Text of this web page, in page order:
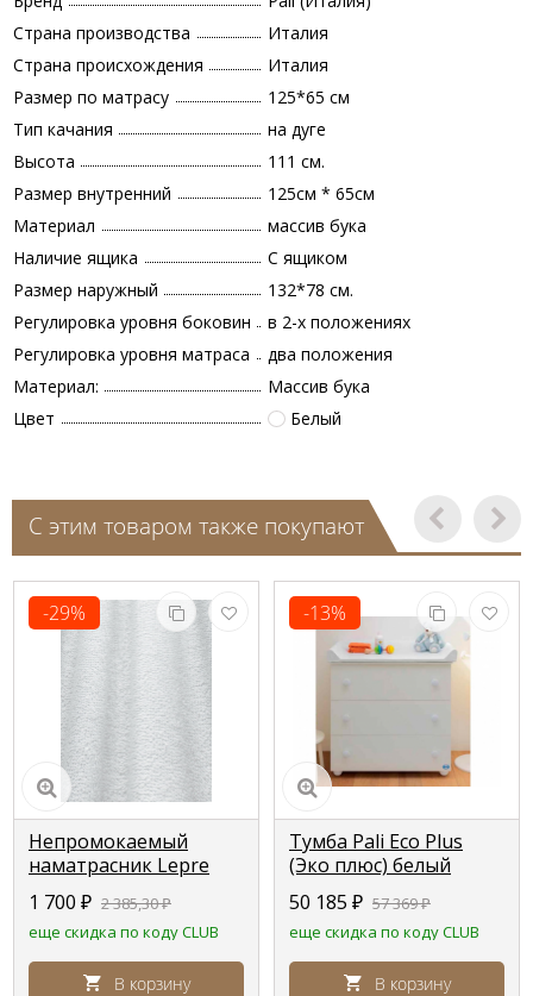
Страна производства
Италия
Страна происхождения
Италия
Размер по матрасу
125*65 см
Тип качания
на дуге
Высота
111 см.
Размер внутренний
125см * 65см
Материал
массив бука
Наличие ящика
С ящиком
Размер наружный
132*78 см.
Регулировка уровня боковин
в 2-х положениях
Регулировка уровня матраса
два положения
Материал:
Массив бука
Цвет
Белый
С этим товаром также покупают
-29%
Непромокаемый
наматрасник Lepre
для кроваток Pali
1 700 ₽ 2 385,30₽
еще скидка по коду CLUB
В корзину
-13%
Тумба Pali Eco Plus
(Эко плюс) белый
(white)
50 185 ₽ 57 369₽
еще скидка по коду CLUB
В корзину